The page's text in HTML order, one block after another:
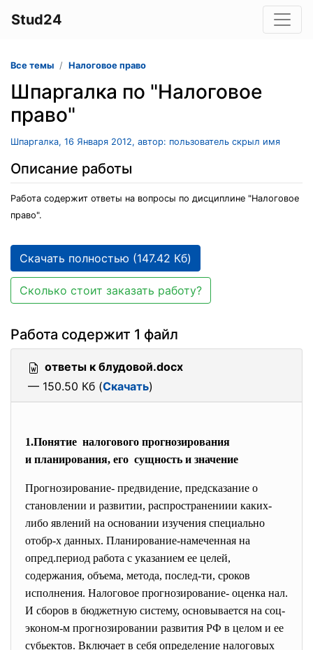
Stud24
Все темы Налоговое право
Шпаргалка по "Налоговое
право"
Шпаргалка, 16 Января 2012, автор: пользователь скрыл имя
Описание работы
Работа содержит ответы на вопросы по дисциплине "Налоговое
право".
Скачать полностью (147.42 Кб)
Сколько стоит заказать работу?
Работа содержит 1 файл
ответы к блудовой.docx
— 150.50 Кб (Скачать)
1.Понятие налогового прогнозирования
и планирования, его сущность и значение
Прогнозирование- предвидение, предсказание о
становлении и развитии, распространениии каких-
либо явлений на основании изучения специально
отобр-х данных. Планирование-намеченная на
опред.период работа с указанием ее целей,
содержания, объема, метода, послед-ти, сроков
исполнения. Налоговое прогнозирование- оценка нал.
И сборов в бюджетную систему, основывается на соц-
эконом-м прогнозировании развития РФ в целом и ее
субьектов. Включает в себя определение налоговых